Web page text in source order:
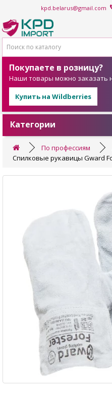
kpd.belarus@gmail.com
Покупаете в розницу?
Наши товары можно заказать
Купить на Wildberries
Категории
По профессиям
Спилковые рукавицы Gward